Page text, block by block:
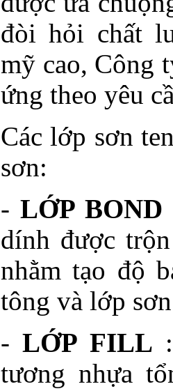
đòi hỏi chất
mỹ cao, Công
ứng theo yêu
Các lớp sơn
sơn:
- LỚP BOND
dính được
nhằm tạo độ
tông và lớp
-LỚP FILL
tương nhựa